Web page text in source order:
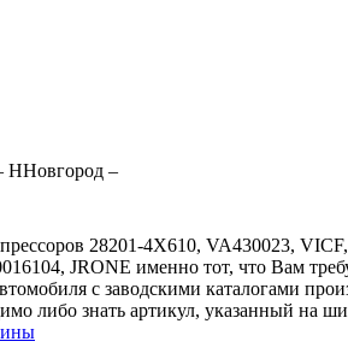
ННовгород –
28201-4X610, VA430023,
JRONE именно тот, что Вам
с заводскими каталогами
либо знать артикул, указанный на